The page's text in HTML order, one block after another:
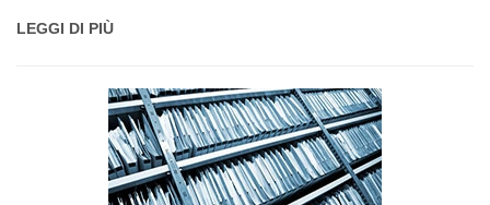
che l'integrità del marchio non sia compromessa.
LEGGI DI PIÙ